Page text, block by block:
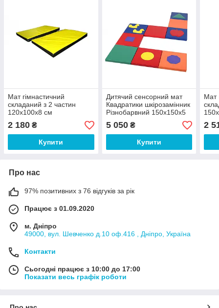
Мат гімнастичний
складаний з 2 частин
120х100х8 см
шкірозамінник
Різнобарвний (Тia-sport
ТМ)
2 180 ₴
Купити
Дитячий сенсорний мат
Квадратики шкірозамінник
Різнобарвний 150х150х5
см (Тia-sport ТМ)
5 050₴
Купити
Мат
2
Про нас
97% позитивних з 76 відгуків за рік
Працює з 01.09.2020
м. Дніпро
49000, вул. Шевченко д.10 оф.416 , Дніпро, Україна
Контакти
Сьогодні працює з 10:00 до 17:00
Показати весь графік роботи